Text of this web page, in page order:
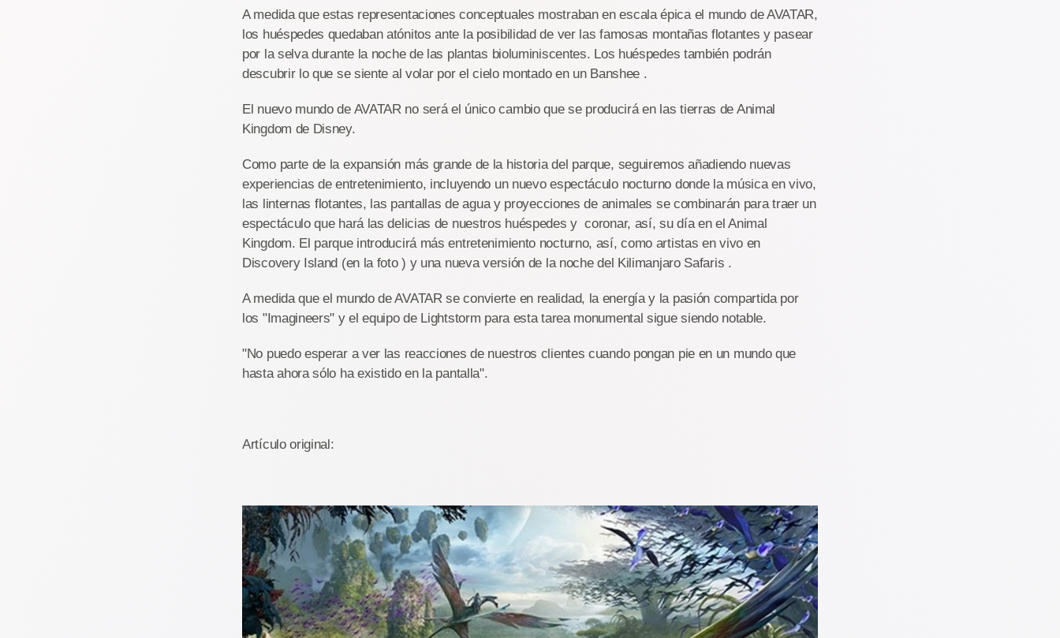
A medida que estas representaciones conceptuales mostraban en escala épica el mundo de AVATAR,
los huéspedes quedaban atónitos ante la posibilidad de ver las famosas montañas flotantes y pasear
por la selva durante la noche de las plantas bioluminiscentes. Los huéspedes también podrán
descubrir lo que se siente al volar por el cielo montado en un Banshee .
El nuevo mundo de AVATAR no será el único cambio que se producirá en las tierras de Animal
Kingdom de Disney.
Como parte de la expansión más grande de la historia del parque, seguiremos añadiendo nuevas
experiencias de entretenimiento, incluyendo un nuevo espectáculo nocturno donde la música en vivo,
las linternas flotantes, las pantallas de agua y proyecciones de animales se combinarán para traer un
espectáculo que hará las delicias de nuestros huéspedes y coronar, así, su día en el Animal
Kingdom. El parque introducirá más entretenimiento nocturno, así, como artistas en vivo en
Discovery Island (en la foto ) y una nueva versión de la noche del Kilimanjaro Safaris .
A medida que el mundo de AVATAR se convierte en realidad, la energía y la pasión compartida por
los "Imagineers" y el equipo de Lightstorm para esta tarea monumental sigue siendo notable.
"No puedo esperar a ver las reacciones de nuestros clientes cuando pongan pie en un mundo que
hasta ahora sólo ha existido en la pantalla".
Artículo original: